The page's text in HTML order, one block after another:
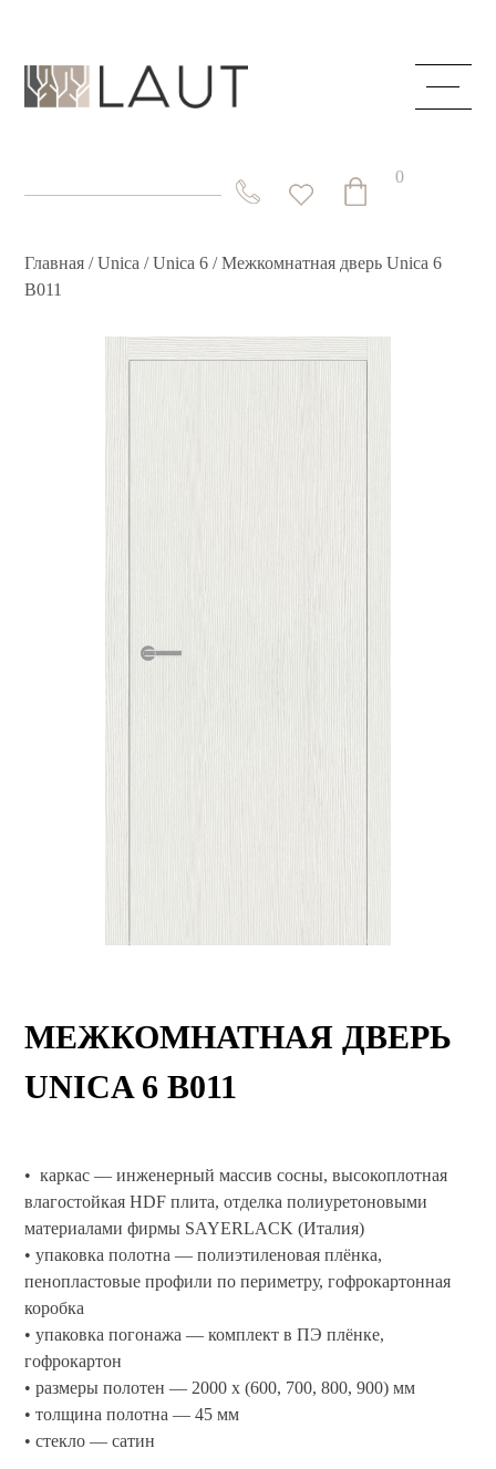
ГЛАВНАЯ
КАТАЛОГ
СИСТЕМЫ
УХОД ЗА ДВЕРЬМИ
0
Главная /Unica /Unica 6 / Межкомнатная дверь Unica 6
B011
МЕЖКОМНАТНАЯ ДВЕРЬ
UNICA 6 B011
• каркас — инженерный массив сосны, высокоплотная
влагостойкая HDF плита, отделка полиуретоновыми
материалами фирмы SAYERLACK (Италия)
• упаковка полотна — полиэтиленовая плёнка,
пенопластовые профили по периметру, гофрокартонная
коробка
• упаковка погонажа — комплект в ПЭ плёнке,
гофрокартон
• размеры полотен — 2000 x (600, 700, 800, 900) мм
• толщина полотна — 45 мм
• стекло — сатин